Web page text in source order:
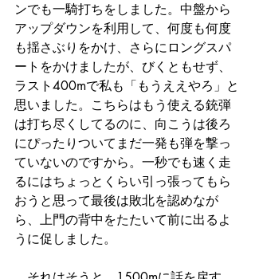
ンでも一騎打ちをしました。中盤から
アップダウンを利用して、何度も何度
も揺さぶりをかけ、さらにロングスパ
ートをかけましたが、びくともせず、
ラスト400mで私も「もうええやろ」と
思いました。こちらはもう使える銃弾
は打ち尽くしてるのに、向こうは後ろ
にぴったりついてまだ一発も弾を撃っ
ていないのですから。一秒でも速く走
るにはちょっとくらい引っ張ってもら
おうと思って最後は敗北を認めなが
ら、上門の背中をたたいて前に出るよ
うに促しました。